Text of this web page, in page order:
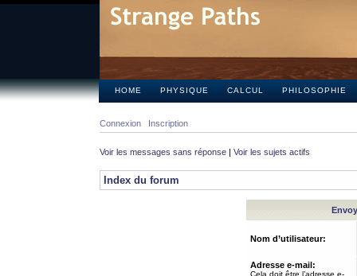
HOME PHYSIQUE CALCUL PHILOSOPHIE
Connexion Inscription
Voir les messages sans réponse | Voir les sujets actifs
Index du forum
Nom d’utilisateur:
Adresse e-mail:
Cela doit être l’adresse e-